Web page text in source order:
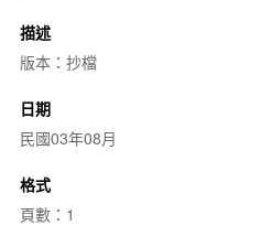
描述
版本：抄檔
日期
民國03年08月
格式
頁數：1